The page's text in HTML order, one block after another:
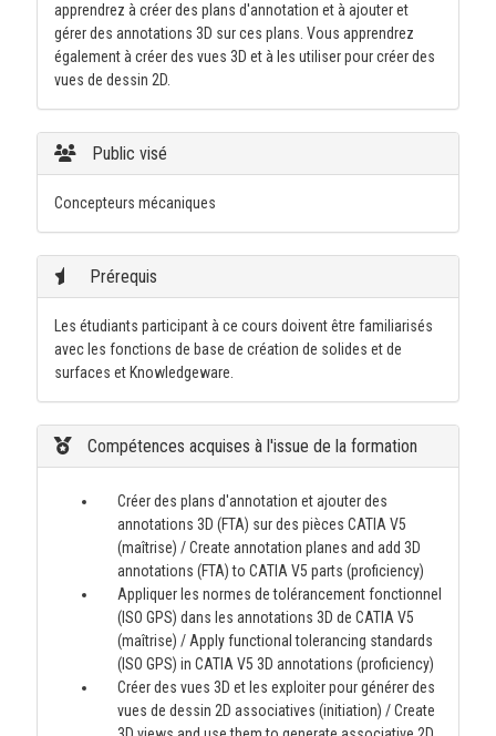
apprendrez à créer des plans d'annotation et à ajouter et
gérer des annotations 3D sur ces plans. Vous apprendrez
également à créer des vues 3D et à les utiliser pour créer des
vues de dessin 2D.
Public visé
Concepteurs mécaniques
Prérequis
Les étudiants participant à ce cours doivent être familiarisés
avec les fonctions de base de création de solides et de
surfaces et Knowledgeware.
Compétences acquises à l'issue de la formation
Créer des plans d'annotation et ajouter des
annotations 3D (FTA) sur des pièces CATIA V5
(maîtrise) / Create annotation planes and add 3D
annotations (FTA) to CATIA V5 parts (proficiency)
Appliquer les normes de tolérancement fonctionnel
(ISO GPS) dans les annotations 3D de CATIA V5
(maîtrise) / Apply functional tolerancing standards
(ISO GPS) in CATIA V5 3D annotations (proficiency)
Créer des vues 3D et les exploiter pour générer des
vues de dessin 2D associatives (initiation) / Create